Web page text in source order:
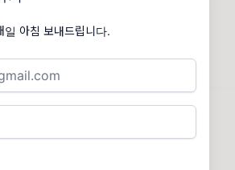
일 아침 보내드립니다.
마리 새가 될
풍요롭게 만드는 좋은 문장들.